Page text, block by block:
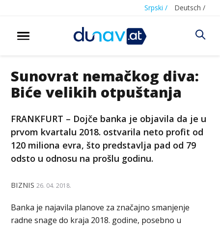
Srpski / Deutsch /
Sunovrat nemačkog diva:
Biće velikih otpuštanja
FRANKFURT – Dojče banka je objavila da je u
prvom kvartalu 2018. ostvarila neto profit od
120 miliona evra, što predstavlja pad od 79
odsto u odnosu na prošlu godinu.
BIZNIS 26. 04. 2018.
Banka je najavila planove za značajno smanjenje
radne snage do kraja 2018. godine, posebno u